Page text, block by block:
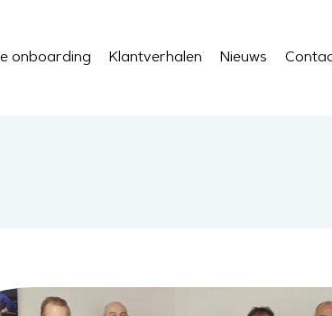
onboarding Klantverhalen Nieuws